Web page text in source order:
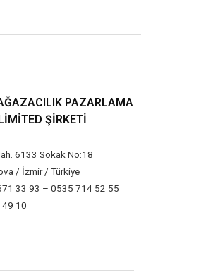
PAZARLAMA
ŞIRKETI
6133 Sokak No:18
/ İzmir / Türkiye
33 93 – 0535 714 52 55
49 10